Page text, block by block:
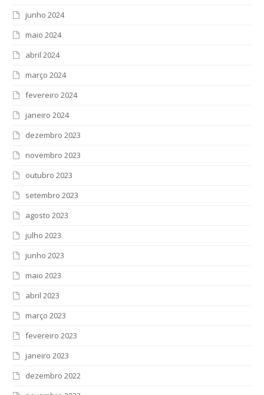
junho 2024
maio 2024
abril 2024
março 2024
fevereiro 2024
janeiro 2024
dezembro 2023
novembro 2023
outubro 2023
setembro 2023
agosto 2023
julho 2023
junho 2023
maio 2023
abril 2023
março 2023
fevereiro 2023
janeiro 2023
dezembro 2022